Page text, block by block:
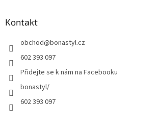
Kontakt
obchod@bonastyl.cz
602 393 097
Přidejte se k nám na Facebooku
bonastyl/
602 393 097